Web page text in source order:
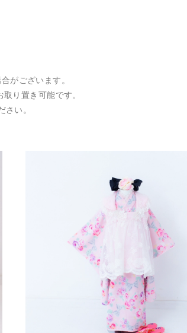
がございます。
り置き可能です。
い。